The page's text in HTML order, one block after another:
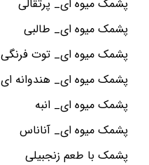
پشمک میوه ای_ پرتقالی
پشمک میوه ای_ طالبی
پشمک میوه ای_ توت فرنگی
پشمک میوه ای_ هندوانه ای
پشمک میوه ای_ انبه
پشمک میوه ای_ آناناس
پشمک با طعم زنجبیلی